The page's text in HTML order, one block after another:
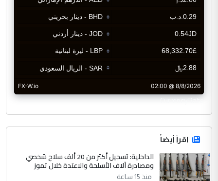
CurrencyRate
اقرأ أيضاً
الداخلية: تسجيل أكثر من 20 ألف سلاح شخصي
ومصادرة آلاف الأسلحة والاعتدة خلال تموز
منذ 15 ساعة